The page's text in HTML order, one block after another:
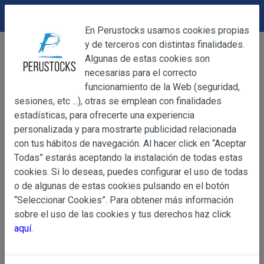
Alimentación
Platos Preparados
Salsa Ocopa Provenzal 70 g
OBJETO
Información
Básica
sobre
de Datos
OBJETO
Las presentes Condiciones Generales regulan la
web www.perustocks.es, del que es titular ALBERT
YACARINE (en adelante, PERUSTOCKS).
La adquisición de cualesquiera de los productos
DEVOLUCIONES
En Perustocks usamos cookies propias
y de terceros con distintas finalidades.
Algunas de estas cookies son
necesarias para el correcto
funcionamiento de la Web (seguridad,
sesiones, etc ...), otras se emplean con finalidades
estadísticas, para ofrecerte una experiencia
personalizada y para mostrarte publicidad relacionada
con tus hábitos de navegación. Al hacer click en “Aceptar
Todas” estarás aceptando la instalación de todas estas
cookies. Si lo deseas, puedes configurar el uso de todas
o de algunas de estas cookies pulsando en el botón
“Seleccionar Cookies”. Para obtener más información
sobre el uso de las cookies y tus derechos haz click
aquí.